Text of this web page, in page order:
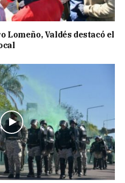
Lomeño, Valdés destacó el